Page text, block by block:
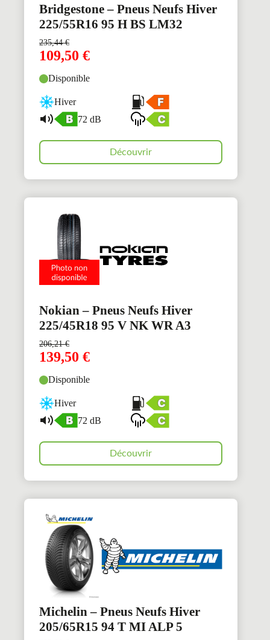
Bridgestone – Pneus Neufs Hiver
225/55R16 95 H BS LM32
235,44€
109,50 €
Disponible
Hiver
72 dB
Découvrir
Nokian – Pneus Neufs Hiver
225/45R18 95 V NK WR A3
206,21€
139,50 €
Disponible
Hiver
72 dB
Découvrir
Michelin – Pneus Neufs Hiver
205/65R15 94 T MI ALP 5